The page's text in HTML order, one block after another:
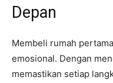
Depan
Membeli rumah
emosional. Dengan
memastikan setiap